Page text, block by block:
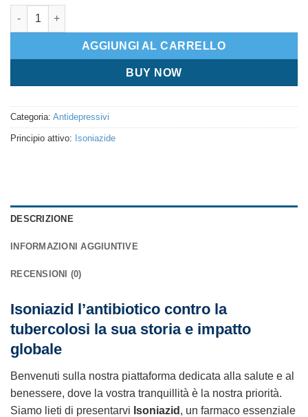
Isoniazid quantità
AGGIUNGI AL CARRELLO
BUY NOW
Categoria: Antidepressivi
Principio attivo: Isoniazide
DESCRIZIONE
INFORMAZIONI AGGIUNTIVE
RECENSIONI (0)
Isoniazid l’antibiotico contro la
tubercolosi la sua storia e impatto
globale
Benvenuti sulla nostra piattaforma dedicata alla salute e al
benessere, dove la vostra tranquillità è la nostra priorità.
Siamo lieti di presentarvi Isoniazid , un farmaco essenziale